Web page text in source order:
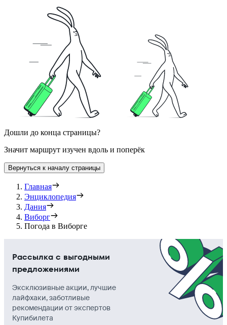
Дошли до конца страницы?
Значит маршрут изучен вдоль и поперёк
Вернуться к началу страницы
Главная
Энциклопедия
Дания
Виборг
Погода в Виборге
Рассылка с выгодными
предложениями
Эксклюзивные акции, лучшие
лайфхаки, заботливые
рекомендации от экспертов
Купибилета